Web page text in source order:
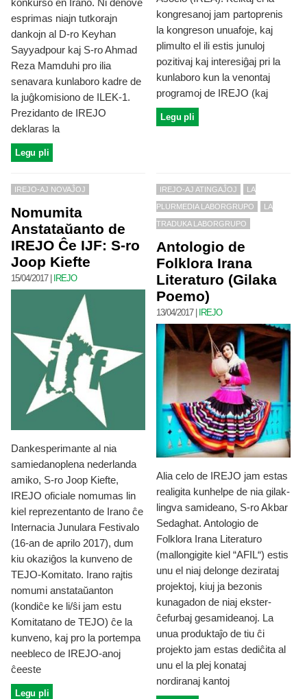
esprimas niajn tutkorajn
dankojn al D-ro Keyhan
Sayyadpour kaj S-ro Ahmad
Reza Mamduhi pro ilia
senavara kunlaboro kadre de
la juĝkomisiono de ILEK-1.
Prezidanto de IREJO
deklaras la
Legu pli
kongresanoj jam partoprenis
la kongreson unuafoje, kaj
plimulto el ili estis junuloj
pozitivaj kaj interesiĝaj pri la
kunlaboro kun la venontaj
programoj de IREJO (kaj
Legu pli
IREJO-AJ NOVAĴOJ
Nomumita
Anstataŭanto de
IREJO Ĉe IJF: S-ro
Joop Kiefte
15/04/2017| IREJO
Dankesperimante al nia
samiedanoplena nederlanda
amiko, S-ro Joop Kiefte,
IREJO oficiale nomumas lin
kiel reprezentanto de Irano ĉe
Internacia Junulara Festivalo
(16-an de aprilo 2017), dum
kiu okaziĝos la kunveno de
TEJO-Komitato. Irano rajtis
nomumi anstataŭanton
(kondiĉe ke li/ŝi jam estu
Komitatano de TEJO) ĉe la
kunveno, kaj pro la portempa
neebleco de IREJO-anoj
ĉeeste
Legu pli
IREJO-AJ ATINGAĴOJ LA
PLURMEDIA LABORGRUPO LA
TRADUKA LABORGRUPO
Antologio de
Folklora Irana
Literaturo (Gilaka
Poemo)
13/04/2017| IREJO
Alia celo de IREJO jam estas
realigita kunhelpe de nia gilak-
lingva samideano, S-ro Akbar
Sedaghat. Antologio de
Folklora Irana Literaturo
(mallongigite kiel “AFIL“) estis
unu el niaj delonge dezirataj
projektoj, kiuj ja bezonis
kunagadon de niaj ekster-
ĉefurbaj gesamideanoj. La
unua produktaĵo de tiu ĉi
projekto jam estas dediĉita al
unu el la plej konataj
nordiranaj kantoj